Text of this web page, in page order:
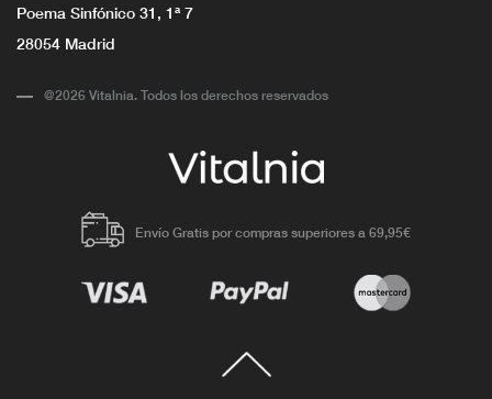
Poema Sinfónico 31, 1ª 7
28054 Madrid
@2026 Vitalnia. Todos los derechos reservados
Envío Gratis por compras superiores a 69,95€